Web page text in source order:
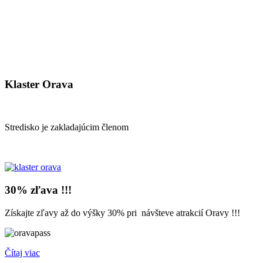
Klaster Orava
Stredisko je zakladajúcim členom
30% zľava !!!
Získajte zľavy až do výšky 30% pri návšteve atrakcií Oravy !!!
Čítaj viac